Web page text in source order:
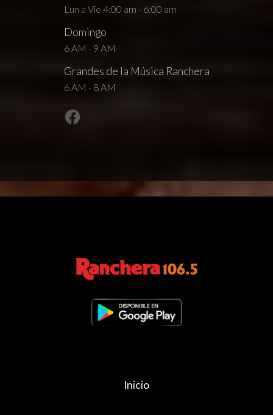
Lun a Vie 4:00 am - 6:00 am
Domingo
6 AM - 9 AM
Grandes de la Música Ranchera
6 AM - 8 AM
Inicio